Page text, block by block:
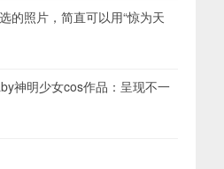
的照片，简直可以用“惊为天
神明少女cos作品：呈现不一